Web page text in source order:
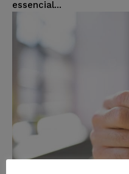
essencial...